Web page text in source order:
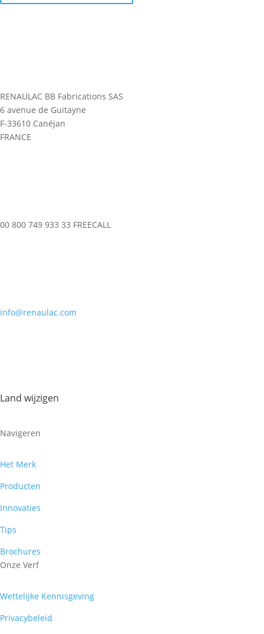
RENAULAC BB Fabrications SAS
6 avenue de Guitayne
F-33610 Canéjan
FRANCE
00 800 749 933 33 FREECALL
info@renaulac.com
Land wijzigen
Navigeren
Het Merk
Producten
Innovaties
Tips
Brochures
Onze Verf
Wettelijke Kennisgeving
Privacybeleid